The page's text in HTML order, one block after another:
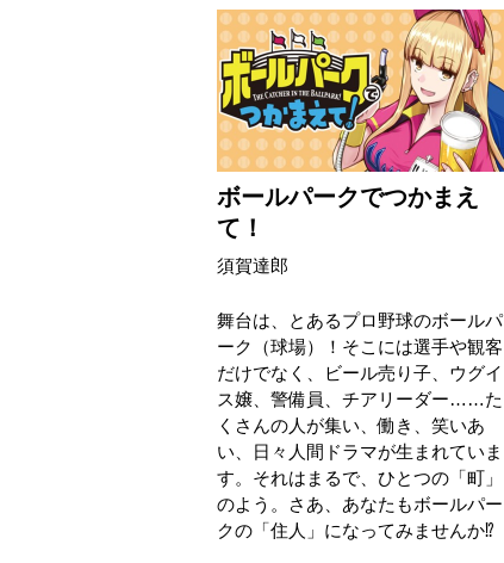
ボールパークでつかまえ
て！
須賀達郎
舞台は、とあるプロ野球のボールパ
ーク（球場）！そこには選手や観客
だけでなく、ビール売り子、ウグイ
ス嬢、警備員、チアリーダー……た
くさんの人が集い、働き、笑いあ
い、日々人間ドラマが生まれていま
す。それはまるで、ひとつの「町」
のよう。さあ、あなたもボールパー
クの「住人」になってみませんか⁉